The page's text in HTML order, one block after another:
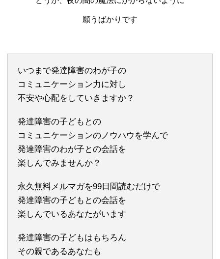
願うばかりです
いつまで発達障害のわが子の
コミュニケーション力に対し
不安や心配をしていきますか？
発達障害の子どもとの
コミュニケーションのノウハウを学んで
発達障害のわが子との会話を
楽しんでみませんか？
永久無料メルマガを99日間読むだけで
発達障害の子どもとの会話を
楽しんでいるあなたがいます
発達障害の子どもはもちろん
その親であるあなたも